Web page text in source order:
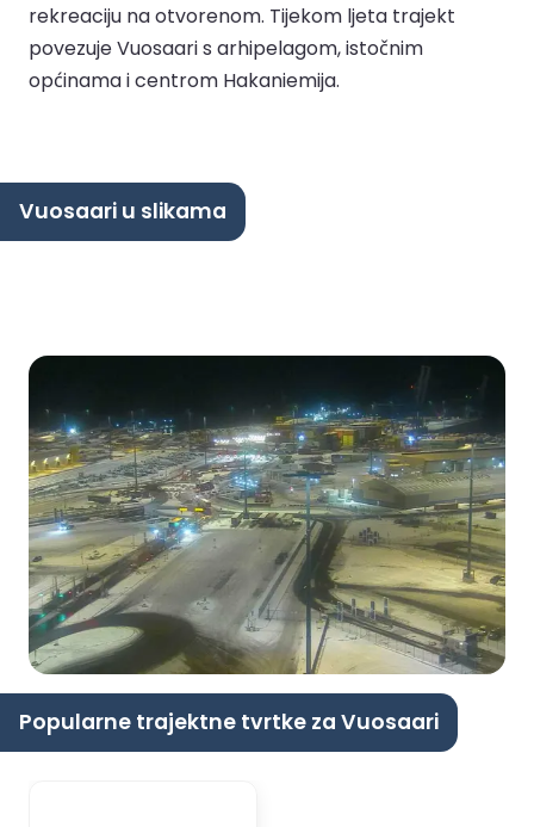
rekreaciju na otvorenom. Tijekom ljeta trajekt
povezuje Vuosaari s arhipelagom, istočnim
općinama i centrom Hakaniemija.
Vuosaari u slikama
Popularne trajektne tvrtke za Vuosaari